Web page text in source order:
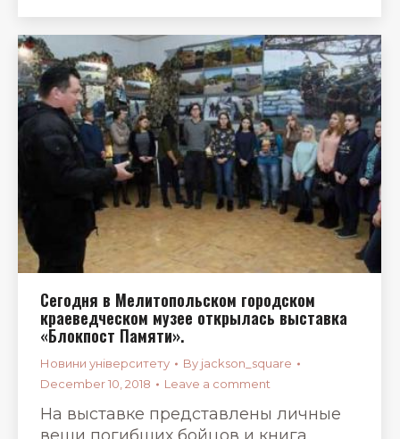
Сегодня в Мелитопольском городском
краеведческом музее открылась выставка
«Блокпост Памяти».
Новини університету By jackson_square
December 10, 2018
Leave a comment
На выставке представлены личные